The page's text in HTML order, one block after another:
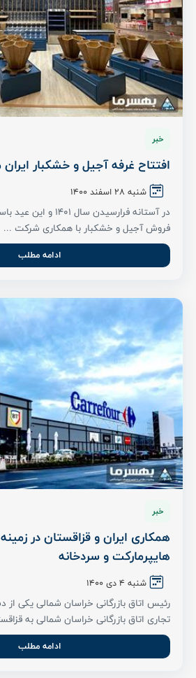
خبر
افتتاح غرفه آجیل و خشکبار ایران
شنبه ۲۸ اسفند ۱۴۰۰
در آستانه فرارسیدن
فروش آجیل و خشکبار با همکاری شرکت ...
ادامه مطلب
خبر
همکاری ایران و قزاقستان در
هایپرمارکت و سردخانه
شنبه ۴ دی ۱۴۰۰
رئیس اتاق بازرگانی خراسان شمالی یکی از
تجاری اتاق بازرگانی خراسان شمالی به
ادامه مطلب